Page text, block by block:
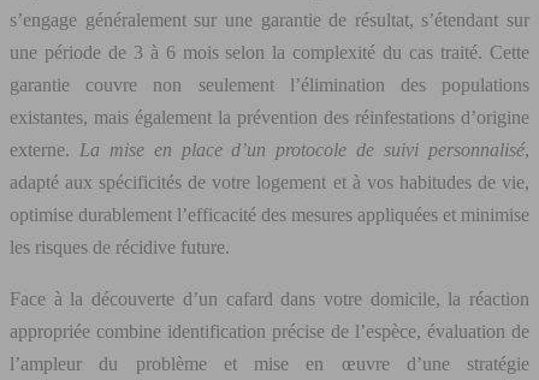
s’engage généralement sur une garantie de résultat, s’étendant sur
une période de 3 à 6 mois selon la complexité du cas traité. Cette
garantie couvre non seulement l’élimination des populations
existantes, mais également la prévention des réinfestations d’origine
externe. La mise en place d’un protocole de suivi personnalisé,
adapté aux spécificités de votre logement et à vos habitudes de vie,
optimise durablement l’efficacité des mesures appliquées et minimise
les risques de récidive future.
Face à la découverte d’un cafard dans votre domicile, la réaction
appropriée combine identification précise de l’espèce, évaluation de
l’ampleur du problème et mise en œuvre d’une stratégie